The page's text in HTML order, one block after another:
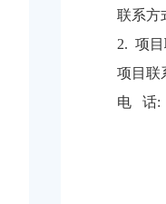
联系方
2. 项
项目联
电 话: